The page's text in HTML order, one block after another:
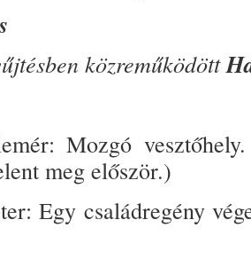
közreműködött
Mozgó
meg először.)
Egy családregény